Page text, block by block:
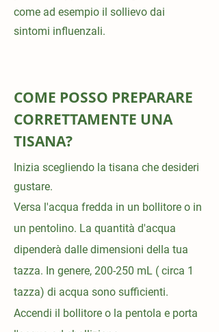
come ad esempio il sollievo dai
sintomi influenzali.
COME POSSO PREPARARE
CORRETTAMENTE UNA
TISANA?
Inizia scegliendo la tisana che desideri
gustare.
Versa l'acqua fredda in un bollitore o in
un pentolino. La quantità d'acqua
dipenderà dalle dimensioni della tua
tazza. In genere, 200-250 mL ( circa 1
tazza) di acqua sono sufficienti.
Accendi il bollitore o la pentola e porta